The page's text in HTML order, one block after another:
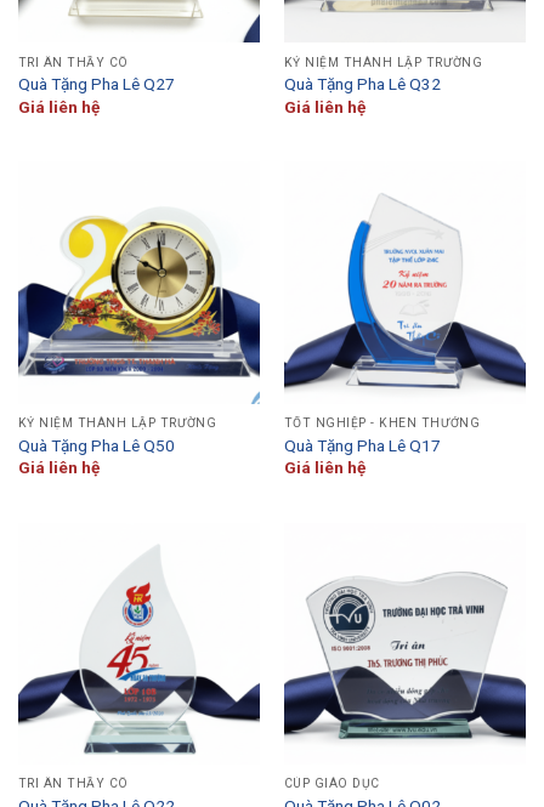
TRI ÂN THẦY CÔ
Quà Tặng Pha Lê Q27
Giá liên hệ
KỶ NIỆM THÀNH LẬP TRƯỜNG
Quà Tặng Pha Lê Q32
Giá liên hệ
KỶ NIỆM THÀNH LẬP TRƯỜNG
Quà Tặng Pha Lê Q50
Giá liên hệ
TỐT NGHIỆP - KHEN THƯỞNG
Quà Tặng Pha Lê Q17
Giá liên hệ
TRI ÂN THẦY CÔ CÚP GIÁO DỤC